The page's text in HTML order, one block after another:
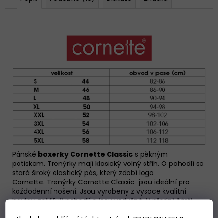
Pánské boxerky Cornette Classic s pěkným
potiskem. Trenýrky mají klasický volný střih. O pohodlí se
stará široký elastický pás, který zdobí logo
Cornette. Trenýrky Cornette Classic jsou ideální pro
každodenní nošení. Jsou vyrobeny z vysoce kvalitní
bavlny, zajišťují pohodlí a jsou vzdušné. V přední části